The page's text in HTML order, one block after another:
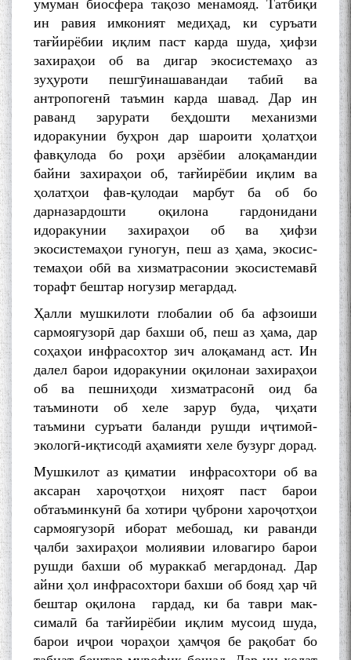
умуман биосфера тақозо менамояд. Татбиқи
ин равия имконият медиҳад, ки суръати
тағйирёбии иқлим паст карда шуда, ҳифзи
захираҳои об ва дигар экосистемаҳо аз
зуҳуроти пешгӯинашавандаи табиӣ ва
антропогенӣ таъмин карда шавад. Дар ин
раванд зарурати беҳдошти механизми
идоракунии буҳрон дар шароити ҳолатҳои
фавқулода бо роҳи арзёбии алоқамандии
байни захираҳои об, тағйирёбии иқлим ва
ҳолатҳои фав-қулодаи марбут ба об бо
дарназардошти оқилона гардонидани
идоракунии захираҳои об ва ҳифзи
экосистемаҳои гуногун, пеш аз ҳама, экосис-
темаҳои обӣ ва хизматрасонии экосистемавӣ
торафт бештар ногузир мегардад.
Ҳалли мушкилоти глобалии об ба афзоиши
сармоягузорӣ дар бахши об, пеш аз ҳама, дар
соҳаҳои инфрасохтор зич алоқаманд аст. Ин
далел барои идоракунии оқилонаи захираҳои
об ва пешниҳоди хизматрасонӣ оид ба
таъминоти об хеле зарур буда, ҷиҳати
таъмини суръати баланди рушди иҷтимоӣ-
экологӣ-иқтисодӣ аҳамияти хеле бузург дорад.
Мушкилот аз қиматии инфрасохтори об ва
аксаран хароҷотҳои ниҳоят паст барои
обтаъминкунӣ ба хотири ҷуброни хароҷотҳои
сармоягузорӣ иборат мебошад, ки раванди
ҷалби захираҳои молиявии иловагиро барои
рушди бахши об мураккаб мегардонад. Дар
айни ҳол инфрасохтори бахши об бояд ҳар чӣ
бештар оқилона гардад, ки ба таври мак-
сималӣ ба тағйирёбии иқлим мусоид шуда,
барои иҷрои чораҳои ҳамҷоя бе рақобат бо